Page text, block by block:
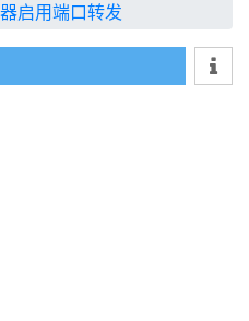
启用端口转发